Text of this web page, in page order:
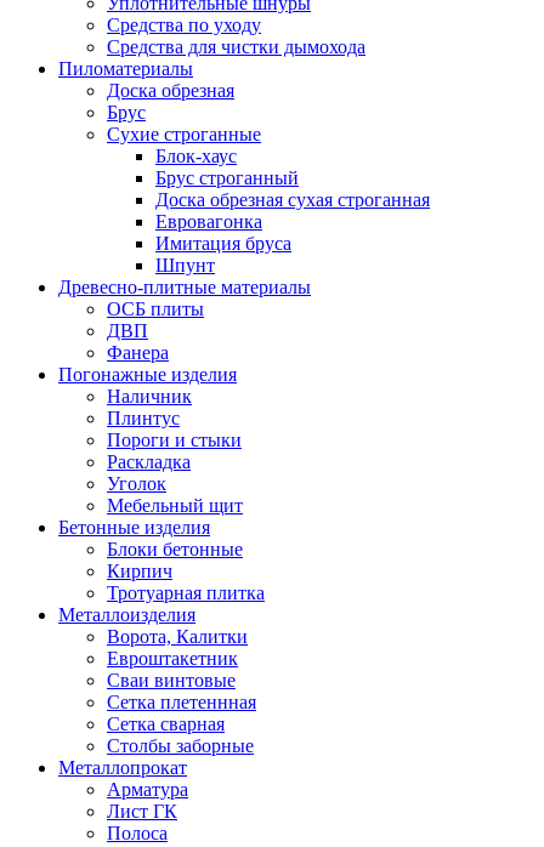
Средства по уходу
Средства для чистки дымохода
Пиломатериалы
Доска обрезная
Брус
Сухие строганные
Блок-хаус
Брус строганный
Доска обрезная сухая строганная
Евровагонка
Имитация бруса
Шпунт
Древесно-плитные материалы
ОСБ плиты
ДВП
Фанера
Погонажные изделия
Наличник
Плинтус
Пороги и стыки
Раскладка
Уголок
Мебельный щит
Бетонные изделия
Блоки бетонные
Кирпич
Тротуарная плитка
Металлоизделия
Ворота, Калитки
Евроштакетник
Сваи винтовые
Сетка плетеннная
Сетка сварная
Столбы заборные
Металлопрокат
Арматура
Лист ГК
Полоса